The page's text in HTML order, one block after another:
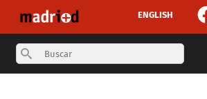
ENGLISH
Search